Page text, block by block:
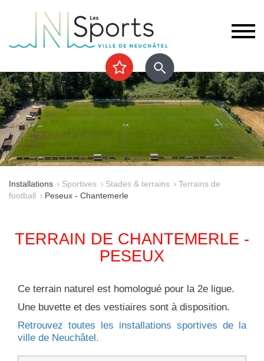
Installations Sportives Stades & terrains
Terrains de
football
Peseux - Chantemerle
TERRAIN DE CHANTEMERLE -
PESEUX
Ce terrain naturel est homologué pour la 2e ligue.
Une buvette et des vestiaires sont à disposition.
Retrouvez toutes les installations sportives de la
ville de Neuchâtel.